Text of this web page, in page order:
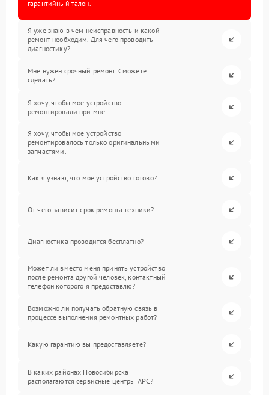
гарантийный талон.
Я уже знаю в чем неисправность и какой
ремонт необходим. Для чего проводить
диагностику?
Мне нужен срочный ремонт. Сможете
сделать?
Я хочу, чтобы мое устройство
ремонтировали при мне.
Я хочу, чтобы мое устройство
ремонтировалось только оригинальными
запчастями.
Как я узнаю, что мое устройство готово?
От чего зависит срок ремонта техники?
Диагностика проводится бесплатно?
Может ли вместо меня принять устройство
после ремонта другой человек, контактный
телефон которого я предоставлю?
Возможно ли получать обратную связь в
процессе выполнения ремонтных работ?
Какую гарантию вы предоставляете?
В каких районах Новосибирска
располагаются сервисные центры APC?